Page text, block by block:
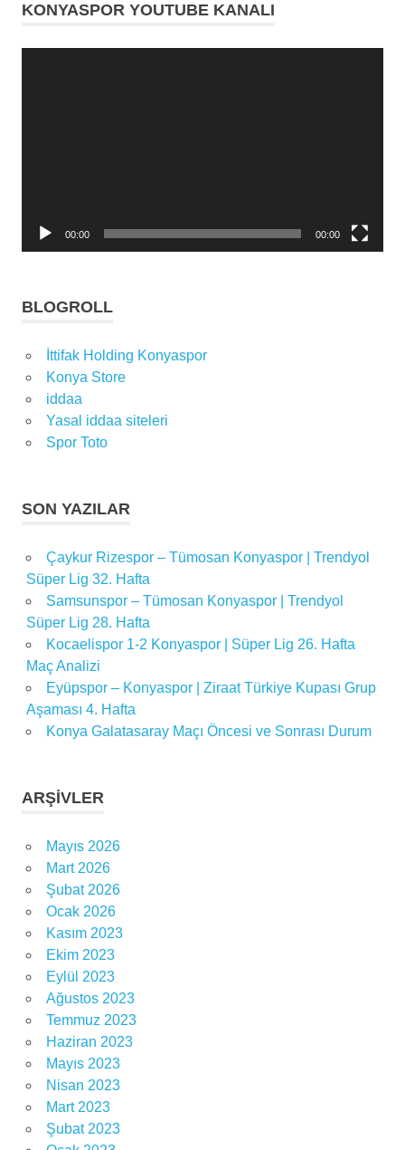
KONYASPOR YOUTUBE KANALI
00:00 00:00
BLOGROLL
İttifak Holding Konyaspor
Konya Store
iddaa
Yasal iddaa siteleri
Spor Toto
SON YAZILAR
Çaykur Rizespor – Tümosan Konyaspor | Trendyol
Süper Lig 32. Hafta
Samsunspor – Tümosan Konyaspor | Trendyol
Süper Lig 28. Hafta
Kocaelispor 1-2 Konyaspor | Süper Lig 26. Hafta
Maç Analizi
Eyüpspor – Konyaspor | Ziraat Türkiye Kupası Grup
Aşaması 4. Hafta
Konya Galatasaray Maçı Öncesi ve Sonrası Durum
ARŞIVLER
Mayıs 2026
Mart 2026
Şubat 2026
Ocak 2026
Kasım 2023
Ekim 2023
Eylül 2023
Ağustos 2023
Temmuz 2023
Haziran 2023
Mayıs 2023
Nisan 2023
Mart 2023
Şubat 2023